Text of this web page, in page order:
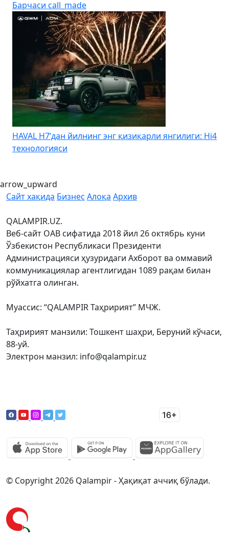
Барчаси call_made
HAVAL H7’дан йилнинг энг қизиқарли янгилиги: Hi4
технологияси
arrow_upward
Сайт хақида Бизнес Алоқа Архив
QALAMPIR.UZ.
Веб-сайт ОАВ сифатида 2018 йил 26 октябрь куни
Ўзбекистон Республикаси Президенти
Администрацияси ҳузуридаги Ахборот ва оммавий
коммуникациялар агентлигидан 1089 рақам билан
рўйхатга олинган.
Муассис: “QALAMPIR Таҳририят” МЧЖ.
Таҳририят манзили: Тошкент шаҳри, Беруний кўчаси,
88-уй.
Электрон манзил: info@qalampir.uz
© Copyright 2026 Qalampir - Ҳақиқат аччиқ бўлади.